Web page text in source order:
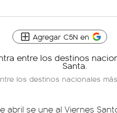
Agregar C5N en
los destinos nacionales
abril se une al Viernes